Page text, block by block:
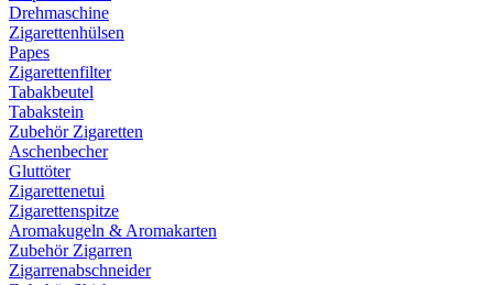
Drehmaschine
Zigarettenhülsen
Papes
Zigarettenfilter
Tabakbeutel
Tabakstein
Zubehör Zigaretten
Aschenbecher
Gluttöter
Zigarettenetui
Zigarettenspitze
Aromakugeln & Aromakarten
Zubehör Zigarren
Zigarrenabschneider